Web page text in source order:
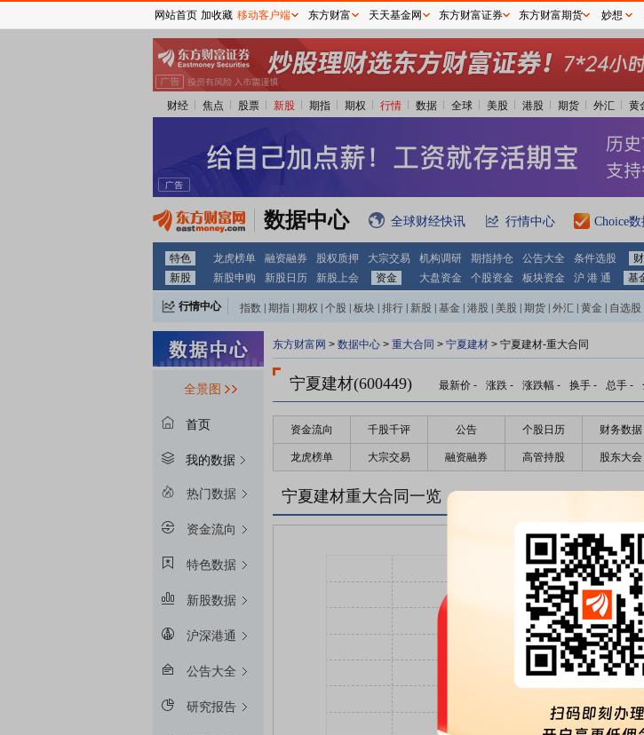
财经 焦点 股票 新股 期指 期权 行情 数据 全球 美股 港股 期货 外汇 黄
数据中心 全球财经快讯 行情中心 Choice
特色 龙虎榜单 融资融券 股权质押 大宗交易 机构调研 期指持仓 公告大全 条件选股
新股
新股申购 新股日历 新股上会 资金 大盘资金 个股资金 板块资金 沪 港 通 基
行情中心 指数 期指 期权 个股 板块 排行 新股 基金 港股 美股 期货 外汇 黄金 自选股
全景图
首页
我的数据
热门数据
资金流向
特色数据
新股数据
沪深港通
公告大全
研究报告
东方财富网 > 数据中心 > 重大合同 > 宁夏建材 > 宁夏建材-重大合同
宁夏建材(600449) 最新价 - 涨跌 - 涨跌幅 - 换手 - 总手 -
资金流向 千股千评 公告 个股日历 财务数据
龙虎榜单 大宗交易 融资融券 高管持股 股东大会
宁夏建材重大合同一览
网站首页 加收藏 移动客户端 东方财富 天天基金网 东方财富证券 东方财富期货 妙想